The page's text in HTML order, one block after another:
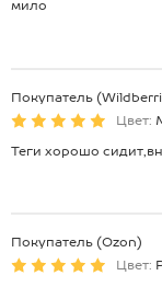
мило
Покупатель
Цвет:
Теги хорошо
Покупатель (Ozon)
Цвет: